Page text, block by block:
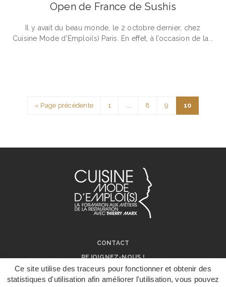
Ce site utilise des traceurs pour fonctionner et obtenir des
statistiques d'utilisation afin améliorer l'utilisation, vous pouvez
Open de France de Sushis
Il y avait du beau monde, le 2 octobre dernier, chez
Cuisine Mode d’Emploi(s) Paris. En effet, à l’occasion de la...
« Page précédente 1 ... 8 9 10
CONTACT
REJOIGNEZ-NOUS !
NOS RÉSEAUX SOCIAUX